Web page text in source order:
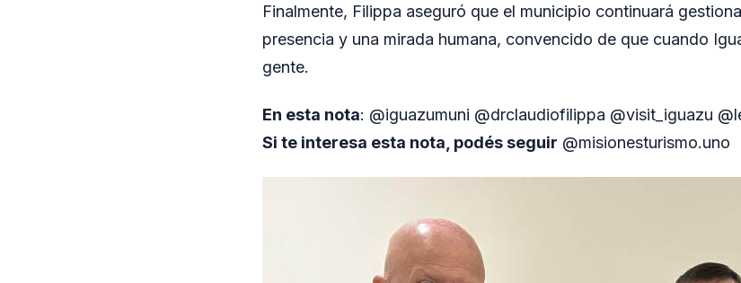
Finalmente, Filippa aseguró que el municipio continuará
presencia y una mirada humana, convencido de que cuando
gente.
En esta nota: @iguazumuni @drclaudiofilippa @visit_iguazu
Si te interesa esta nota, podés seguir @misionesturismo.uno